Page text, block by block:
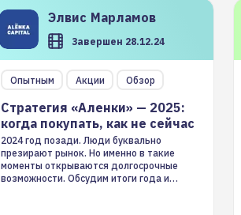
Элвис Марламов
Завершен 28.12.24
Опытным Акции Обзор
Стратегия «Аленки» — 2025:
когда покупать, как не сейчас
2024 год позади. Люди буквально
презирают рынок. Но именно в такие
моменты открываются долгосрочные
возможности. Обсудим итоги года и